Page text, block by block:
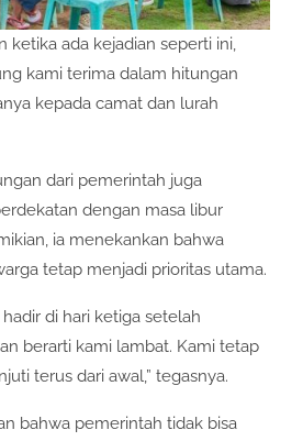
ketika ada kejadian seperti ini,
kami terima dalam hitungan
kepada camat dan lurah
dari pemerintah juga
dengan masa libur
ia menekankan bahwa
tetap menjadi prioritas utama.
hadir di hari ketiga setelah
berarti kami lambat. Kami tetap
terus dari awal,” tegasnya.
bahwa pemerintah tidak bisa